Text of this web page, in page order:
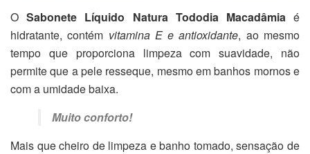
OSabonete Líquido Natura Tododia Macadâmiaé
hidratante, contém vitamina E e antioxidante, ao mesmo
tempo que proporciona limpeza com suavidade, não
permite que a pele resseque, mesmo em banhos mornos e
com a umidade baixa.
Muito conforto!
Mais que cheiro de limpeza e banho tomado, sensação de